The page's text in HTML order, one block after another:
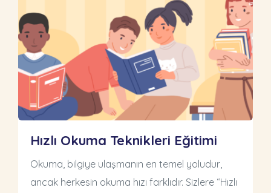
Hızlı Okuma Teknikleri Eğitimi
Okuma, bilgiye ulaşmanın en temel yoludur,
ancak herkesin okuma hızı farklıdır. Sizlere “Hızlı